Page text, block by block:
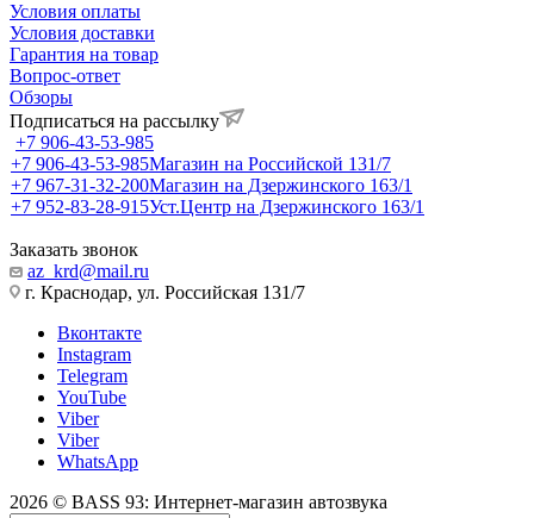
Условия оплаты
Условия доставки
Гарантия на товар
Вопрос-ответ
Обзоры
Подписаться на рассылку
+7 906-43-53-985
+7 906-43-53-985Магазин на Российской 131/7
+7 967-31-32-200Магазин на Дзержинского 163/1
+7 952-83-28-915Уст.Центр на Дзержинского 163/1
Заказать звонок
az_krd@mail.ru
г. Краснодар, ул. Российская 131/7
Вконтакте
Instagram
Telegram
YouTube
Viber
Viber
WhatsApp
2026 © BASS 93: Интернет-магазин автозвука